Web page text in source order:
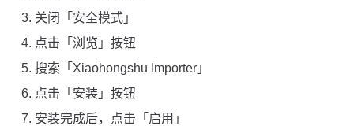
关闭「安全模式」
点击「浏览」按钮
搜索「Xiaohongshu Importer」
点击「安装」按钮
安装完成后，点击「启用」